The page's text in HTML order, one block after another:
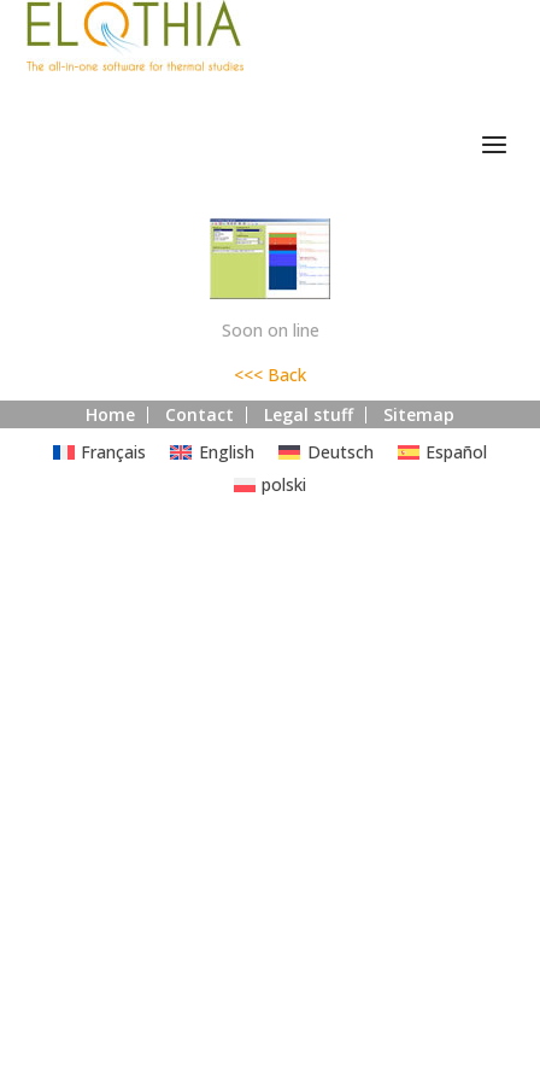
Soon on line
<<< Back
Home
Contact Legal stuff
Sitemap
Français
English Deutsch
Español
polski